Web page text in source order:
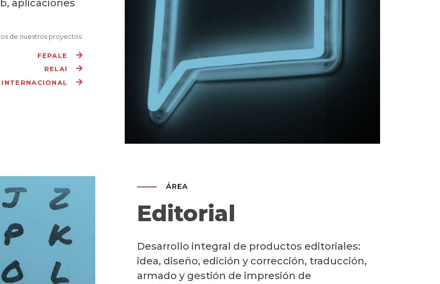
aplicaciones
de nuestros proyectos:
FEPALE
RELAI
ÁREA
Editorial
Desarrollo integral de productos editoriales:
idea, diseño, edición y corrección, traducción,
armado y gestión de impresión de